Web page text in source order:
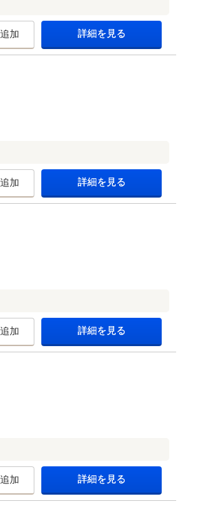
加 詳細を見る
加 詳細を見る
加 詳細を見る
加 詳細を見る